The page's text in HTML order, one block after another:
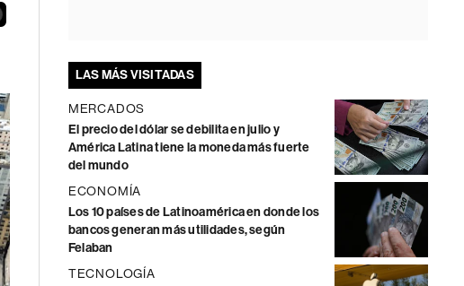
LAS MÁS VISITADAS
MERCADOS
El precio del dólar se debilita en julio y
América Latina tiene la moneda más fuerte
del mundo
ECONOMÍA
Los 10 países de Latinoamérica en donde los
bancos generan más utilidades, según
Felaban
TECNOLOGÍA